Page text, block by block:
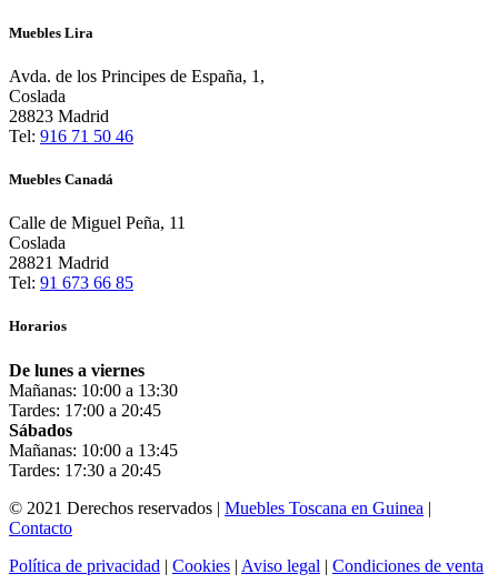
Muebles Lira
Avda. de los Principes de España, 1,
Coslada
28823 Madrid
Tel: 916 71 50 46
Muebles Canadá
Calle de Miguel Peña, 11
Coslada
28821 Madrid
Tel: 91 673 66 85
Horarios
De lunes a viernes
Mañanas: 10:00 a 13:30
Tardes: 17:00 a 20:45
Sábados
Mañanas: 10:00 a 13:45
Tardes: 17:30 a 20:45
© 2021 Derechos reservados | Muebles Toscana en Guinea |
Contacto
Política de privacidad | Cookies | Aviso legal | Condiciones de venta